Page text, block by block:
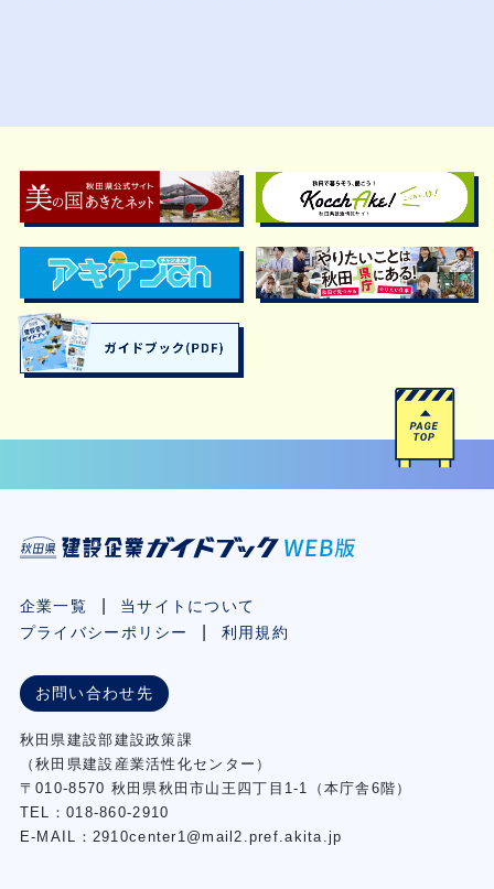
企業一覧
当サイトについて
プライバシーポリシー
利用規約
お問い合わせ先
秋⽥県建設部建設政策課
（秋⽥県建設産業活性化センター）
〒010-8570 秋田県秋田市⼭王四丁⽬1-1（本庁舎6階）
TEL：018-860-2910
E-MAIL：2910center1@mail2.pref.akita.jp